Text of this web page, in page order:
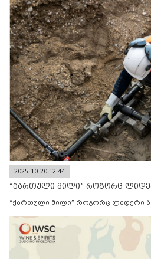
2025-10-20 12:44
“ქართული მილი” როგორც
“ქართული მილი” როგორც ლიდერი